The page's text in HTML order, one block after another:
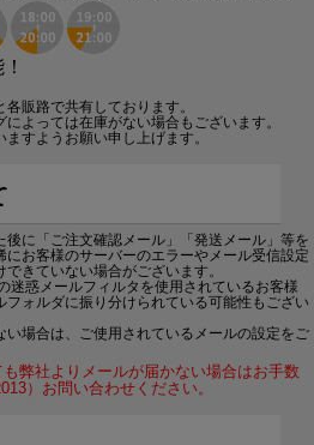
販路で共有しております。
よっては在庫がない場合もございます。
すようお願い申し上げます。
に「ご注文確認メール」「発送メール」等を
お客様のサーバーのエラーやメール受信設定
きていない場合がございます。
迷惑メールフィルタを使用されているお客様
ォルダに振り分けられている可能性もござい
い場合は、ご使用されているメールの設定をご
弊社よりメールが届かない場合はお手数
）お問い合わせください。